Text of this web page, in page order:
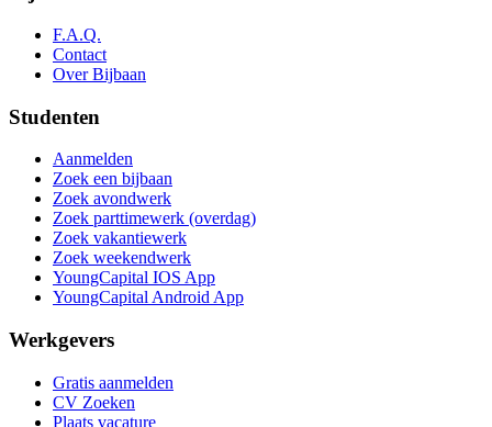
F.A.Q.
Contact
Over Bijbaan
Studenten
Aanmelden
Zoek een bijbaan
Zoek avondwerk
Zoek parttimewerk (overdag)
Zoek vakantiewerk
Zoek weekendwerk
YoungCapital IOS App
YoungCapital Android App
Werkgevers
Gratis aanmelden
CV Zoeken
Plaats vacature